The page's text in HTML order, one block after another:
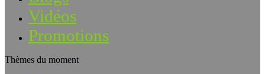
Vidéos
Promotions
Thèmes du moment